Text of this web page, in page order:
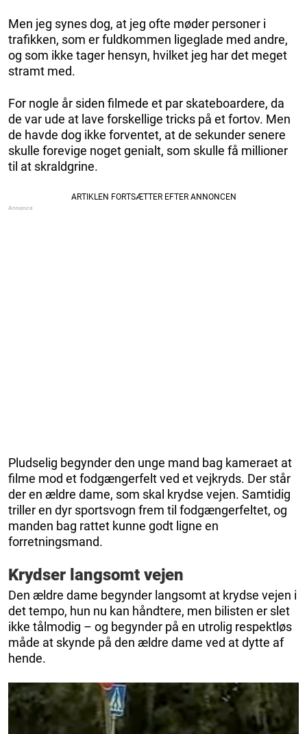
Men jeg synes dog, at jeg ofte møder personer i
trafikken, som er fuldkommen ligeglade med andre,
og som ikke tager hensyn, hvilket jeg har det meget
stramt med.
For nogle år siden filmede et par skateboardere, da
de var ude at lave forskellige tricks på et fortov. Men
de havde dog ikke forventet, at de sekunder senere
skulle forevige noget genialt, som skulle få millioner
til at skraldgrine.
Pludselig begynder den unge mand bag kameraet at
filme mod et fodgængerfelt ved et vejkryds. Der står
der en ældre dame, som skal krydse vejen. Samtidig
triller en dyr sportsvogn frem til fodgængerfeltet, og
manden bag rattet kunne godt ligne en
forretningsmand.
Krydser langsomt vejen
Den ældre dame begynder langsomt at krydse vejen i
det tempo, hun nu kan håndtere, men bilisten er slet
ikke tålmodig – og begynder på en utrolig respektløs
måde at skynde på den ældre dame ved at dytte af
hende.